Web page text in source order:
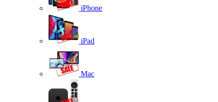
iPhone
iPad
Mac